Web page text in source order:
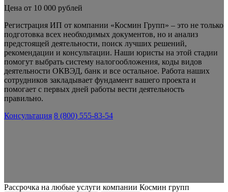
Цена от 10 000 рублей
Регистрация ИП от компании «Космин Групп» – это не только
подготовка всех необходимых документов, но и анализ
предстоящей деятельности, поиск лучших решений,
рекомендации и консультации. Наши юристы на этой стадии
помогут выбрать систему налогообложения, коды видов
деятельности ОКВЭД, банк и все остальное. Работа наших
сотрудников закладывает фундамент вашего проекта и
помогает с первых дней работы вести деятельность
правильно.
Консультация 8 (800) 555-83-54
Рассрочка на любые услуги компании Космин групп